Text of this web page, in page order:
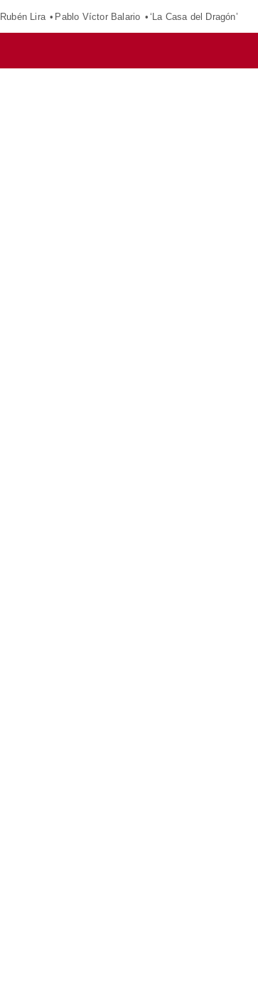
Rubén Lira Pablo Víctor Balario ‘La Casa del Dragón’